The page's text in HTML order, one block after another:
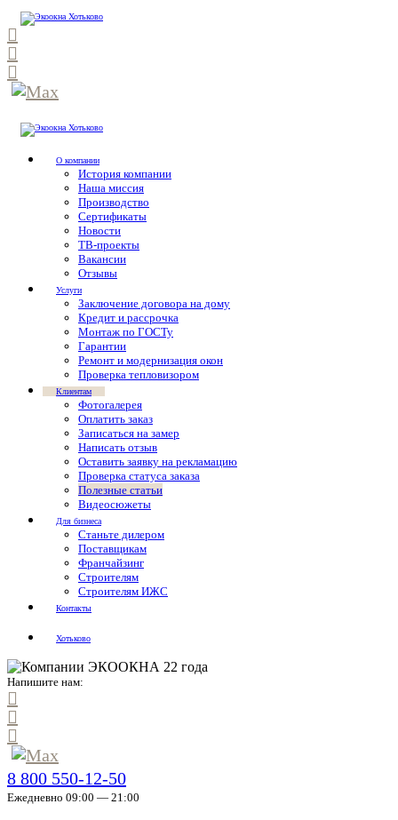
О компании
История компании
Наша миссия
Производство
Сертификаты
Новости
ТВ-проекты
Вакансии
Отзывы
Услуги
Заключение договора на дому
Кредит и рассрочка
Монтаж по ГОСТу
Гарантии
Ремонт и модернизация окон
Проверка тепловизором
Клиентам
Фотогалерея
Оплатить заказ
Записаться на замер
Написать отзыв
Оставить заявку на рекламацию
Проверка статуса заказа
Полезные статьи
Видеосюжеты
Для бизнеса
Станьте дилером
Поставщикам
Франчайзинг
Строителям
Строителям ИЖС
Контакты
Хотьково
Напишите нам:
8 800 550-12-50
Ежедневно 09:00 — 21:00